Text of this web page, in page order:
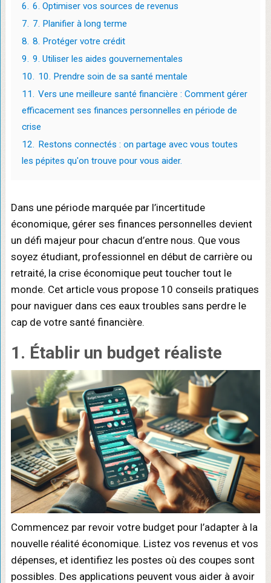
6. 6. Optimiser vos sources de revenus
7. 7. Planifier à long terme
8. 8. Protéger votre crédit
9. 9. Utiliser les aides gouvernementales
10. 10. Prendre soin de sa santé mentale
11. Vers une meilleure santé financière : Comment gérer
efficacement ses finances personnelles en période de
crise
12. Restons connectés : on partage avec vous toutes
les pépites qu'on trouve pour vous aider.
Dans une période marquée par l’incertitude
économique, gérer ses finances personnelles devient
un défi majeur pour chacun d’entre nous. Que vous
soyez étudiant, professionnel en début de carrière ou
retraité, la crise économique peut toucher tout le
monde. Cet article vous propose 10 conseils pratiques
pour naviguer dans ces eaux troubles sans perdre le
cap de votre santé financière.
1. Établir un budget réaliste
Commencez par revoir votre budget pour l’adapter à la
nouvelle réalité économique. Listez vos revenus et vos
dépenses, et identifiez les postes où des coupes sont
possibles. Des applications peuvent vous aider à avoir